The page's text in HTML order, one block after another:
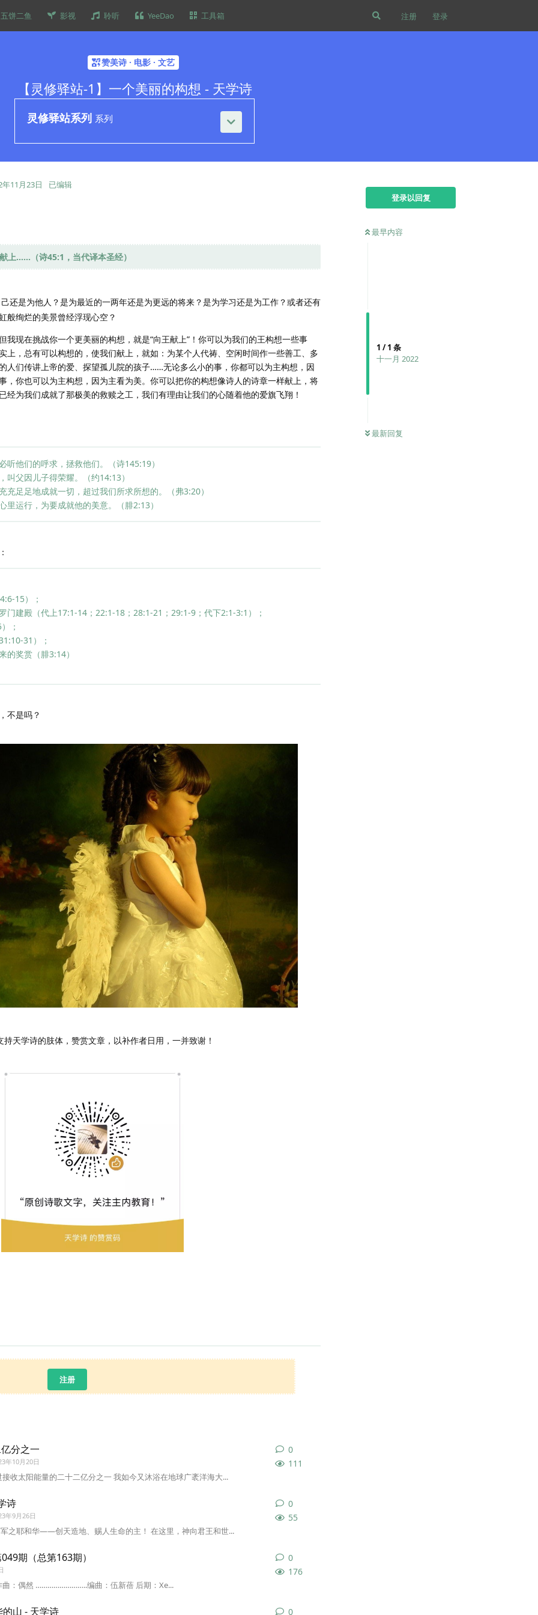
五饼二鱼 影视 聆听 YeeDao 工具箱 注册 登录
赞美诗 · 电影 · 文艺
【灵修驿站-1】一个美丽的构想 - 天学诗
灵修驿站系列 系列
登录以回复
最早内容
1 /1 条
十一月 2022
最新回复
年11月23日 已编辑
上……（诗45:1，当代译本圣经）
还是为他人？是为最近的一两年还是为更远的将来？是为学习还是为工作？或者还有
般绚烂的美景曾经浮现心空？
我现在挑战你一个更美丽的构想，就是“向王献上”！你可以为我们的王构想一些事
上，总有可以构想的，使我们献上，就如：为某个人代祷、空闲时间作一些善工、多
人们传讲上帝的爱、探望孤儿院的孩子……无论多么小的事，你都可以为主构想，因
，你也可以为主构想，因为主看为美。你可以把你的构想像诗人的诗章一样献上，将
经为我们成就了那极美的救赎之工，我们有理由让我们的心随着他的爱旗飞翔！
他们的呼求，拯救他们。（诗145:19）
父因儿子得荣耀。（约14:13）
足足地成就一切，超过我们所求所想的。（弗3:20）
运行，为要成就他的美意。（腓2:13）
15）；
门建殿（代上17:1-14；22:1-18；28:1-21；29:1-9；代下2:1-3:1）；
；
31）；
的奖赏（腓3:14）
不是吗？
持天学诗的肢体，赞赏文章，以补作者日用，一并致谢！
注册
分之一
年10月20日 111
收太阳能量的二十二亿分之一 我如今又沐浴在地球广袤洋海大...
0
诗
年9月26日 55
之耶和华——创天造地、赐人生命的主！ 在这里，神向君王和世...
0
期（总第163期）
176
曲：偶然 ……………………..编曲：伍新蓓 后期：Xe...
0
山 - 天学诗 0